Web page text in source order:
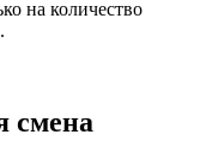
на количество
смена